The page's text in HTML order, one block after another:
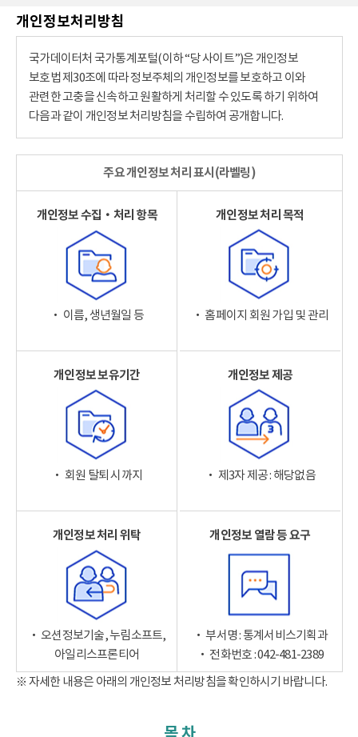
개인정보처리방침
국가데이터처 국가통계포털(이하 “당 사이트”)은 개인정보
보호법 제30조에 따라 정보주체의 개인정보를 보호하고 이와
관련한 고충을 신속하고 원활하게 처리할 수 있도록 하기 위하여
다음과 같이 개인정보 처리방침을 수립하여 공개합니다.
주요 개인정보 처리 표시(라벨링)
개인정보 수집‧처리 항목
‧ 이름, 생년월일 등
개인정보 처리 목적
‧ 홈페이지 회원 가입 및 관리
개인정보 보유기간
‧ 회원 탈퇴 시까지
개인정보 제공
‧ 제3자 제공 : 해당없음
개인정보 처리 위탁
‧ 오션정보기술, 누림소프트,
아일리스프론티어
개인정보 열람 등 요구
‧ 부서명 : 통계서비스기획과
‧ 전화번호 : 042-481-2389
※ 자세한 내용은 아래의 개인정보 처리방침을 확인하시기 바랍니다.
목 차